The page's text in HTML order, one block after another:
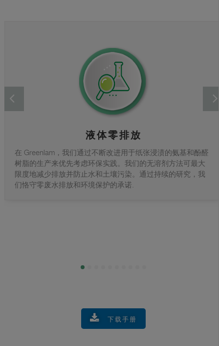
液体零排放
在 Greenlam，我们通过不断改进用于纸张浸渍的氨基和酚醛
树脂的生产来优先考虑环保实践。我们的无溶剂方法可最大
限度地减少排放并防止水和土壤污染。通过持续的研究，我
们恪守零废水排放和环境保护的承诺.
下载手册